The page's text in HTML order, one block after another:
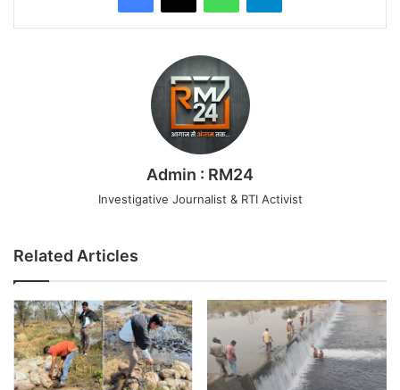
Admin : RM24
Investigative Journalist & RTI Activist
Related Articles